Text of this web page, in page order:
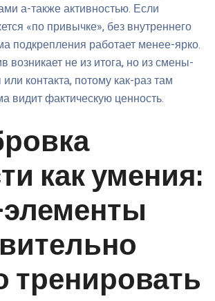
а-также активностью. Если
«по привычке», без внутреннего
подкрепления работает менее-ярко.
возникает не из итога, но из смены-
или контакта, потому как-раз там
видит фактическую ценность.
как умения:
элементы
тренировать